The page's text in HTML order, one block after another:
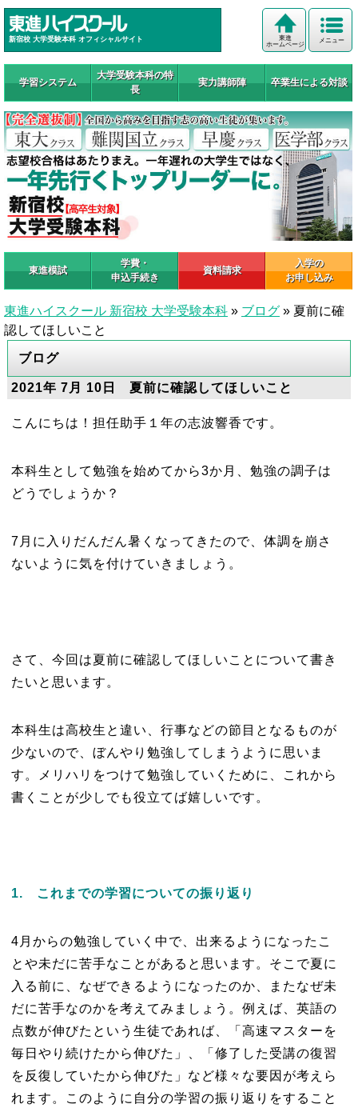
新宿校 大学受験本科 オフィシャルサイト メニュー
東進
ホームページ
学習システム
大学受験本科の特
長
実力講師陣 卒業生による対談
東進模試
学費・
申込手続き
資料請求
入学の
お申し込み
東進ハイスクール 新宿校 大学受験本科 » ブログ » 夏前に確
認してほしいこと
ブログ
2021年 7月 10日 夏前に確認してほしいこと
こんにちは！担任助手１年の志波響香です。
本科生として勉強を始めてから3か月、勉強の調子は
どうでしょうか？
7月に入りだんだん暑くなってきたので、体調を崩さ
ないように気を付けていきましょう。
さて、今回は夏前に確認してほしいことについて書き
たいと思います。
本科生は高校生と違い、行事などの節目となるものが
少ないので、ぼんやり勉強してしまうように思いま
す。メリハリをつけて勉強していくために、これから
書くことが少しでも役立てば嬉しいです。
1. これまでの学習についての振り返り
4月からの勉強していく中で、出来るようになったこ
とや未だに苦手なことがあると思います。そこで夏に
入る前に、なぜできるようになったのか、またなぜ未
だに苦手なのかを考えてみましょう。例えば、英語の
点数が伸びたという生徒であれば、「高速マスターを
毎日やり続けたから伸びた」、「修了した受講の復習
を反復していたから伸びた」など様々な要因が考えら
れます。このように自分の学習の振り返りをすること